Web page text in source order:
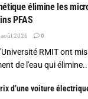
élimine les
PFAS
2026 0
RMIT ont
de l'eau qui
d’une voiture